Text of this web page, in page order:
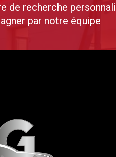
de recherche
par notre équipe